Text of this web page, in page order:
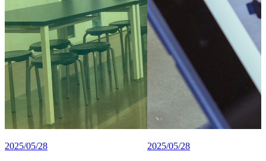
2025/05/28 2025/05/28